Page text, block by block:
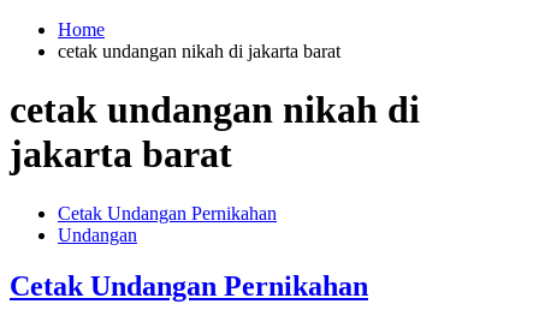
Home
cetak undangan nikah di jakarta barat
cetak undangan nikah di
jakarta barat
Cetak Undangan Pernikahan
Undangan
Cetak Undangan Pernikahan